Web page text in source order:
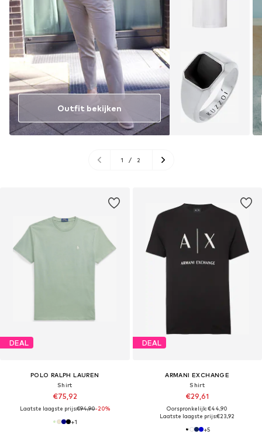
Outfit bekijken
1 / 2
DEAL
POLO RALPH LAUREN
Shirt
€75,92
Laatste laagste prijs:€94,90-20%
+1
DEAL
ARMANI EXCHANGE
Shirt
€29,61
Oorspronkelijk: €44,90
Laatste laagste prijs:€23,92
+5